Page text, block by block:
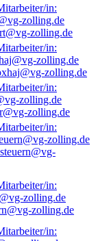
zolling.de
zolling.de
zolling.de
zolling.de